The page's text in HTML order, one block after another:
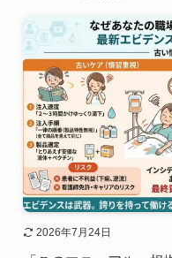
2026年7月24日